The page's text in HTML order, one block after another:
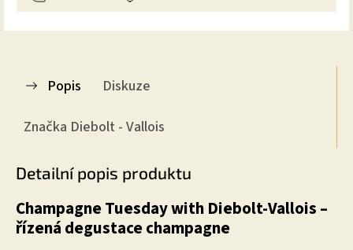
Popis
Diskuze
Značka Diebolt - Vallois
Detailní popis produktu
Champagne Tuesday with Diebolt-Vallois –
řízená degustace champagne